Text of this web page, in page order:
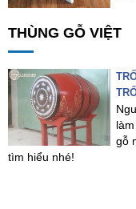
THÙNG GỖ VIỆT
gỗ
tìm hiểu nhé!